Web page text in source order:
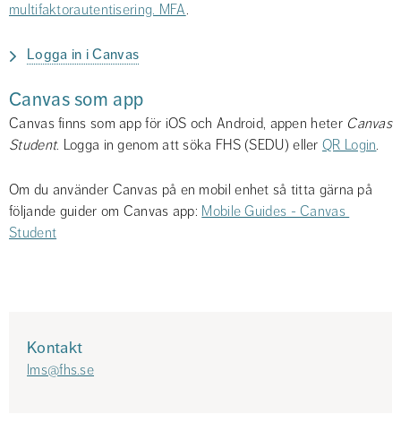
multifaktorautentisering. MFA.
Logga in i Canvas
Canvas som app
Canvas finns som app för iOS och Android, appen heter Canvas
Student. Logga in genom att söka FHS (SEDU) eller QR Login.
Om du använder Canvas på en mobil enhet så titta gärna på
följande guider om Canvas app: Mobile Guides - Canvas
Student
Kontakt
lms@fhs.se